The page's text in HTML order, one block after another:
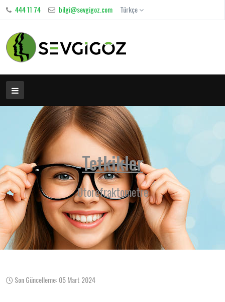
444 11 74 bilgi@sevgigoz.com Türkçe
Tetkikler
Otorefraktometre
Son Güncelleme: 05 Mart 2024